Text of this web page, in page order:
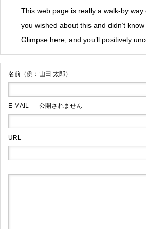
This web page is really a walk-by
you wished about this and didn’t
Glimpse here, and you’ll positively
名前（例：山田 太郎）
E-MAIL - 公開されません -
URL